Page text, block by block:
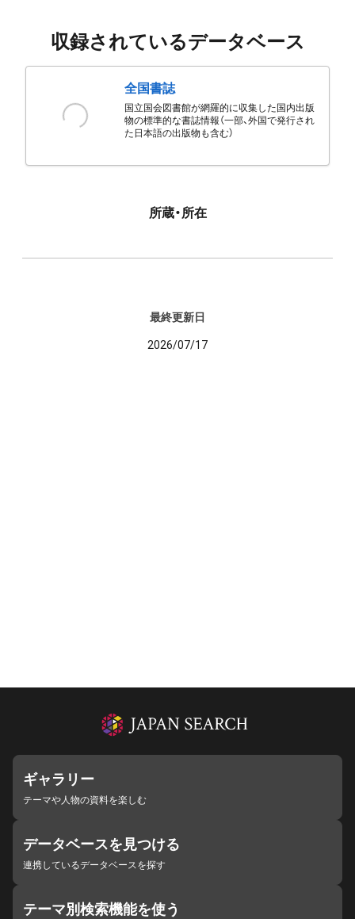
収録されているデータベース
全国書誌
国立国会図書館が網羅的に収集した国内出版
物の標準的な書誌情報（一部、外国で発行され
た日本語の出版物も含む）
所蔵・所在
最終更新日
2026/07/17
ギャラリー
テーマや人物の資料を楽しむ
データベースを見つける
連携しているデータベースを探す
テーマ別検索機能を使う